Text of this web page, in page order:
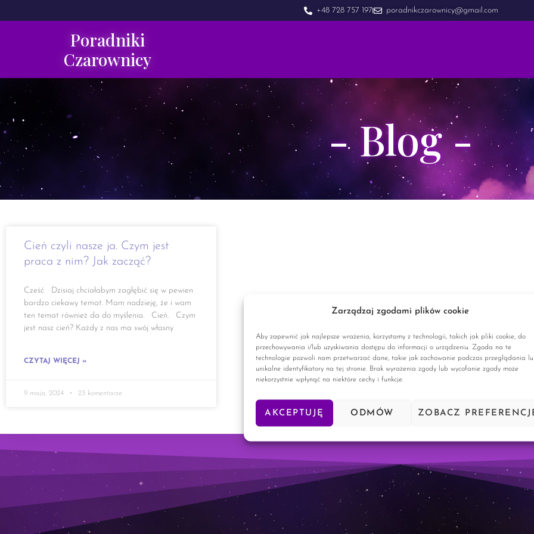
Zarządzaj zgodami plików cookie
Aby zapewnić jak najlepsze wrażenia, korzystamy z technologii, takich jak pliki cookie, do
przechowywania i/lub uzyskiwania dostępu do informacji o urządzeniu. Zgoda na te
technologie pozwoli nam przetwarzać dane, takie jak zachowanie podczas przeglądania
unikalne identyfikatory na tej stronie. Brak wyrażenia zgody lub wycofanie zgody może
niekorzystnie wpłynąć na niektóre cechy i funkcje.
AKCEPTUJĘ ODMÓW ZOBACZ
+48 728 757 197 poradnikczarownicy@gmail.com
Poradniki
Czarownicy
- Blog -
Cień czyli nasze ja. Czym jest
praca z nim? Jak zacząć?
Cześć Dzisiaj chciałabym zagłębić się w pewien
bardzo ciekawy temat. Mam nadzieję, że i wam
ten temat również da do myślenia. Cień. Czym
jest nasz cień? Każdy z nas ma swój własny
CZYTAJ WIĘCEJ »
9 maja, 2024 23 komentarze